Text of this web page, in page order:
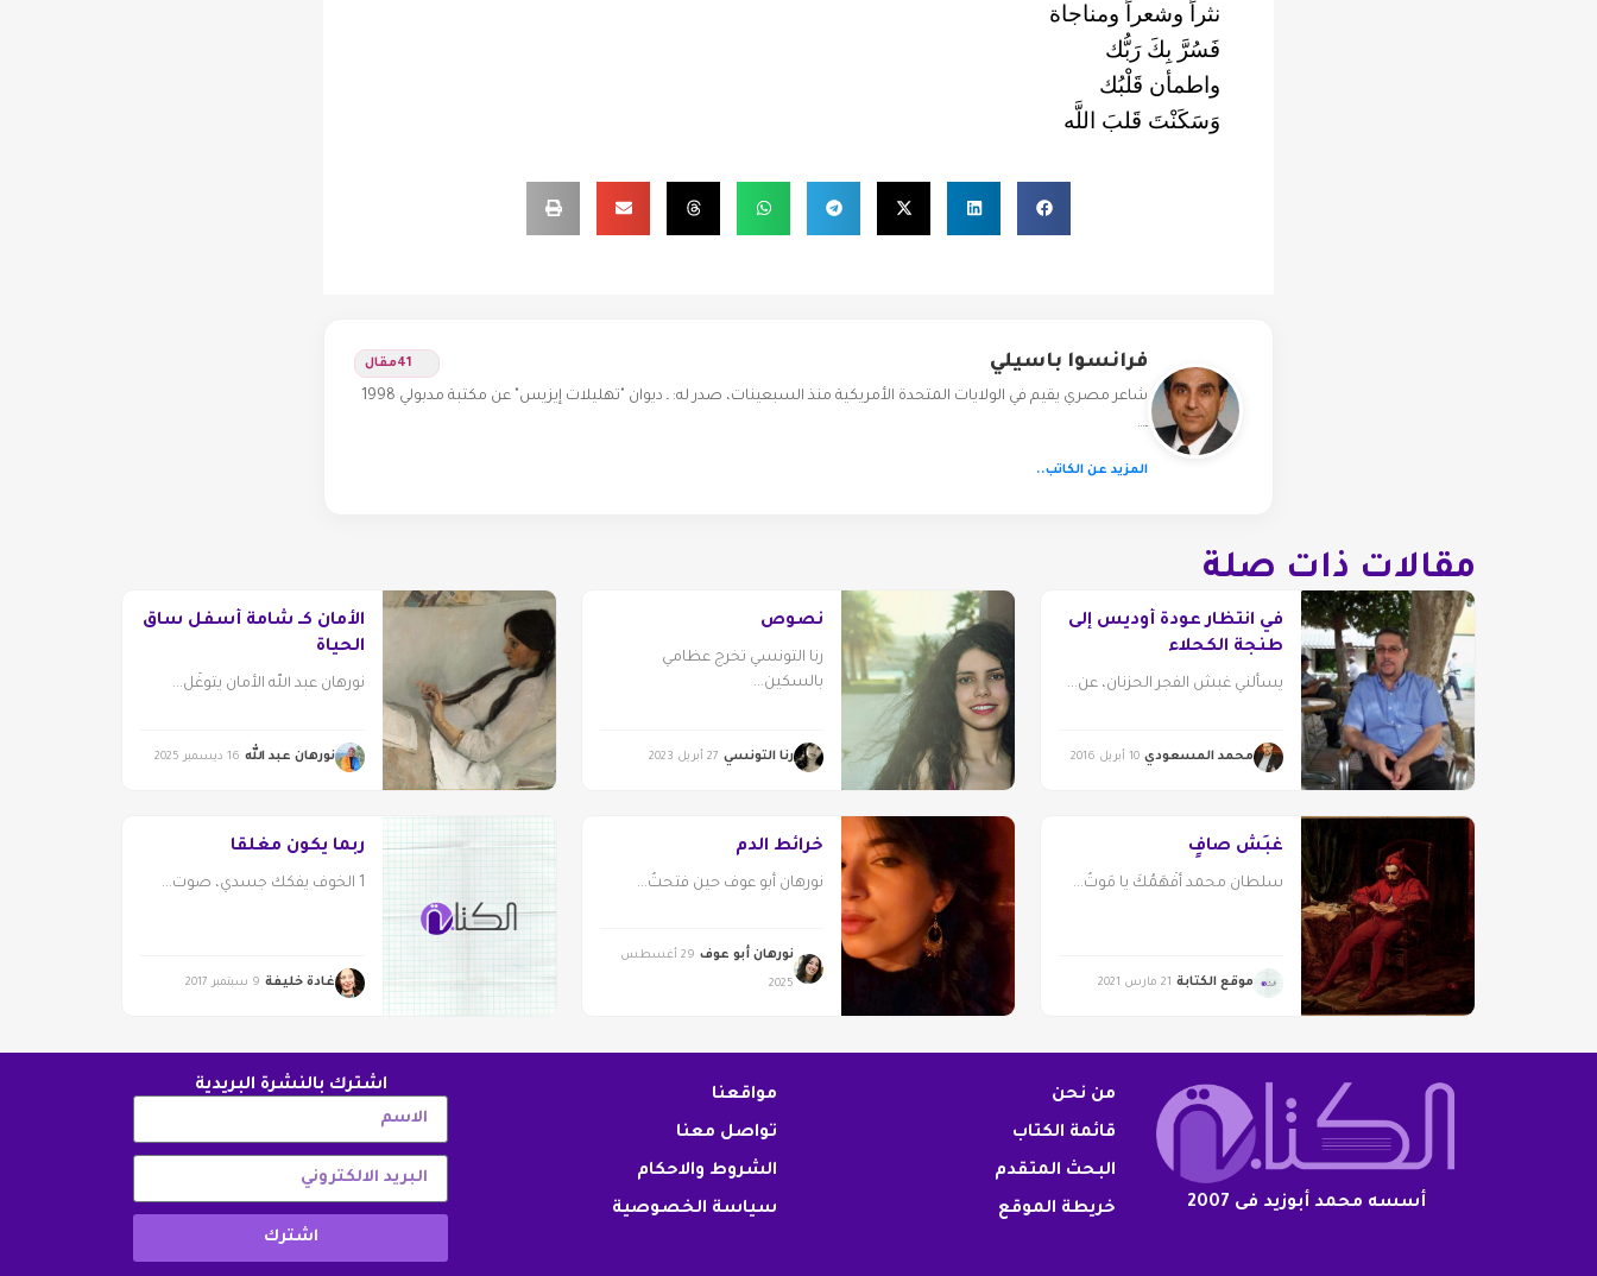
نثراً وشعراً ومناجاة
فَسُرَّ بِكَ رَبُّك
واطمأن قَلْبُك
وَسَكَنْتَ قَلبَ اللَّه
فرانسوا باسيلي 41مقال
شاعر مصري يقيم في الولايات المتحدة الأمريكية منذ السبعينات، صدر له: ـ ديوان "تهليلات إيزيس" عن مكتبة مدبولي 1998
ـ…
المزيد عن الكاتب..
مقالات ذات صلة
في انتظار عودة أوديس إلى
طنجة الكحلاء
يسألني غبش الفجر الحزنان، عن...
محمد المسعودي 10 أبريل 2016
نصوص
رنا التونسي تخرج عظامي
بالسكين...
رنا التونسي 27 أبريل 2023
الأمان كــ شامة أسفل ساق
الحياة
نورهان عبد الله الأمان يتوغّل...
نورهان عبد الله 16 ديسمبر 2025
غبَشٌ صافٍ
سلطان محمد أفْهَمُكَ يا مَوتُ...
موقع الكتابة 21 مارس 2021
خرائط الدم
نورهان أبو عوف حين فتحتُ...
نورهان أبو عوف 29 أغسطس
2025
ربما يكون مغلقًا
1 الخوف يفكك جسدي، صوت...
غادة خليفة 9 سبتمبر 2017
أسسه محمد أبوزيد فى 2007
من نحن
قائمة الكتاب
البحث المتقدم
خريطة الموقع
مواقعنا
تواصل معنا
الشروط والاحكام
سياسة الخصوصية
اشترك بالنشرة البريدية
اشترك